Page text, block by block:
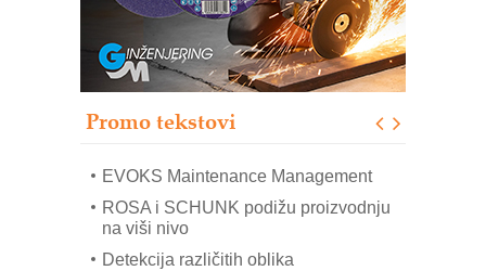
Promo tekstovi
RMQ-TITAN ADVANCED INDICATOR
– Pametna signalizacija za efikasnije
upravljanje mašinama
Sigurnije ispitivanje transformatora u
solarnim elektranama i vetroparkovima
EVOKS Maintenance Management
ROSA i SCHUNK podižu proizvodnju
na viši nivo
Detekcija različitih oblika